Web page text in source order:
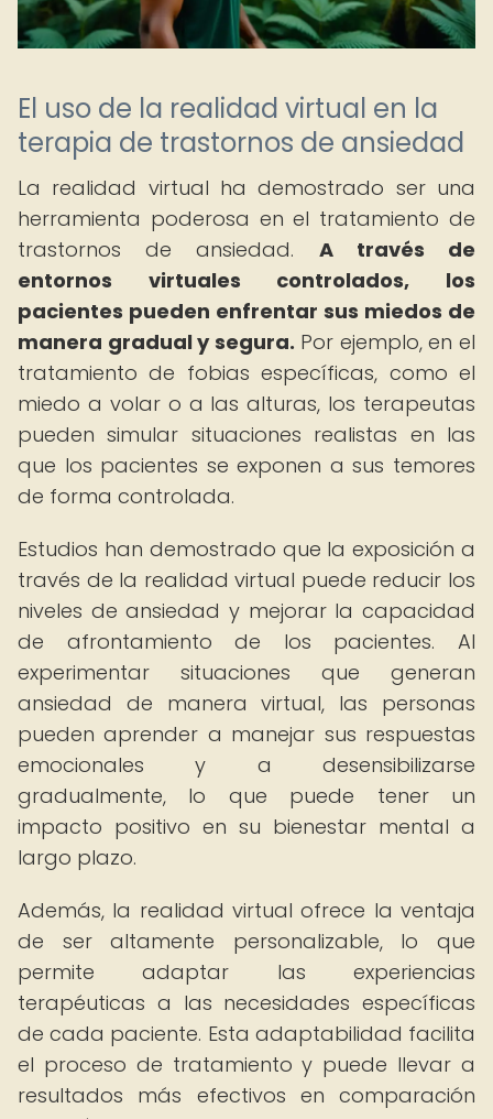
El uso de la realidad virtual en la
terapia de trastornos de ansiedad
La realidad virtual ha demostrado ser una
herramienta poderosa en el tratamiento de
trastornos de ansiedad. A través de
entornos virtuales controlados, los
pacientes pueden enfrentar sus miedos de
manera gradual y segura. Por ejemplo, en el
tratamiento de fobias específicas, como el
miedo a volar o a las alturas, los terapeutas
pueden simular situaciones realistas en las
que los pacientes se exponen a sus temores
de forma controlada.
Estudios han demostrado que la exposición a
través de la realidad virtual puede reducir los
niveles de ansiedad y mejorar la capacidad
de afrontamiento de los pacientes. Al
experimentar situaciones que generan
ansiedad de manera virtual, las personas
pueden aprender a manejar sus respuestas
emocionales y a desensibilizarse
gradualmente, lo que puede tener un
impacto positivo en su bienestar mental a
largo plazo.
Además, la realidad virtual ofrece la ventaja
de ser altamente personalizable, lo que
permite adaptar las experiencias
terapéuticas a las necesidades específicas
de cada paciente. Esta adaptabilidad facilita
el proceso de tratamiento y puede llevar a
resultados más efectivos en comparación